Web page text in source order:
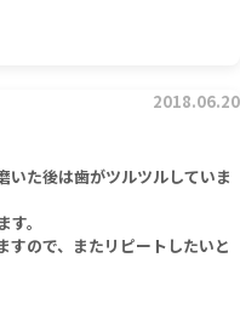
2018.06.20
いた後は歯がツルツルしていま
。
すので、またリピートしたいと